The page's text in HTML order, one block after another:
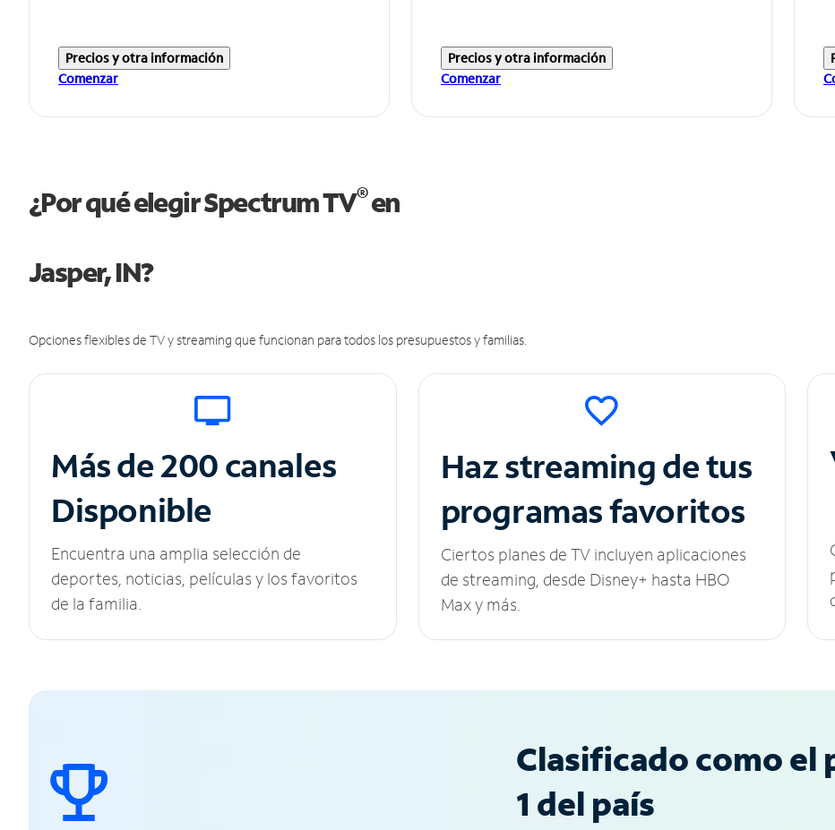
Precios y otra información
Comenzar
Precios y otra información
Comenzar
¿Por qué elegir Spectrum TV®en
Jasper, IN?
Opciones flexibles de TV y streaming que funcionan para todos los presupuestos y familias.
Más de 200 canales
Disponible
Encuentra una amplia selección de
deportes, noticias, películas y los favoritos
de la familia.
Haz streaming de tus
programas favoritos
Ciertos planes de TV incluyen aplicaciones
de streaming, desde Disney+ hasta HBO
Max y más.
Clasificado como el
1 del país